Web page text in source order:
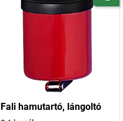
Fali hamutartó, lángoltó